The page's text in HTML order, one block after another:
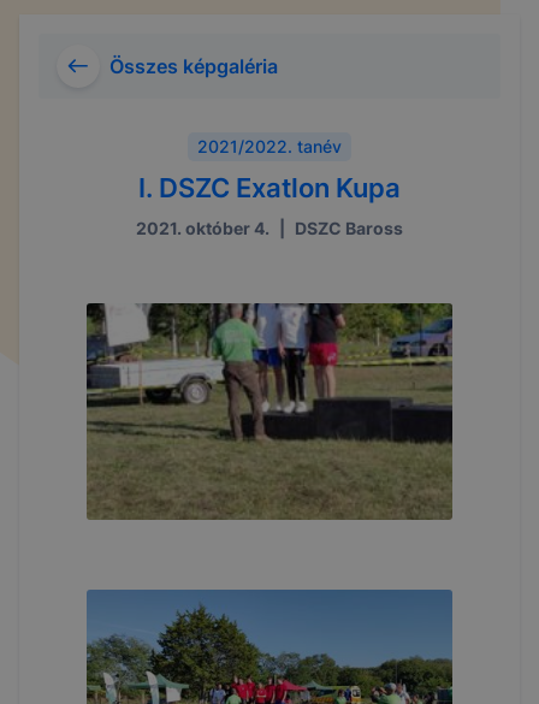
Összes képgaléria
2021/2022. tanév
I. DSZC Exatlon Kupa
2021. október 4. DSZC Baross